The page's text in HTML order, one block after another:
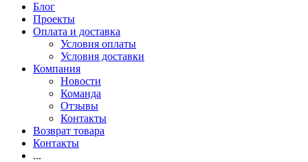
Блог
Проекты
Оплата и доставка
Условия оплаты
Условия доставки
Компания
Новости
Команда
Отзывы
Контакты
Возврат товара
Контакты
...